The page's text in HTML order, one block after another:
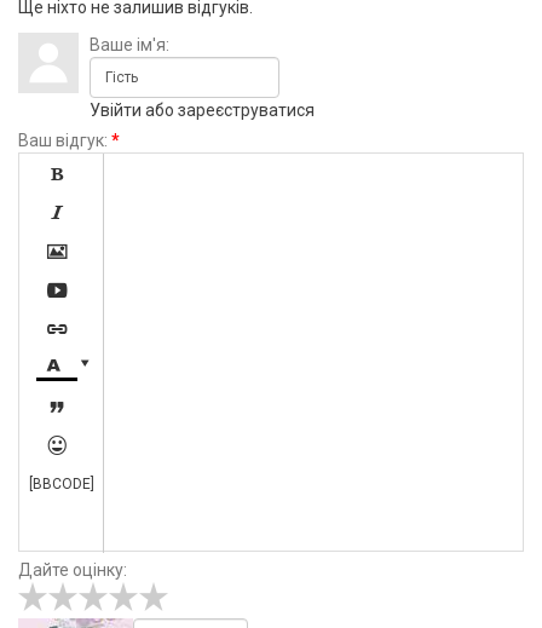
Ще ніхто не залишив відгуків.
Ваше ім'я:
Увійти або зареєструватися
Ваш відгук: *









[BBCODE]
Дайте оцінку: